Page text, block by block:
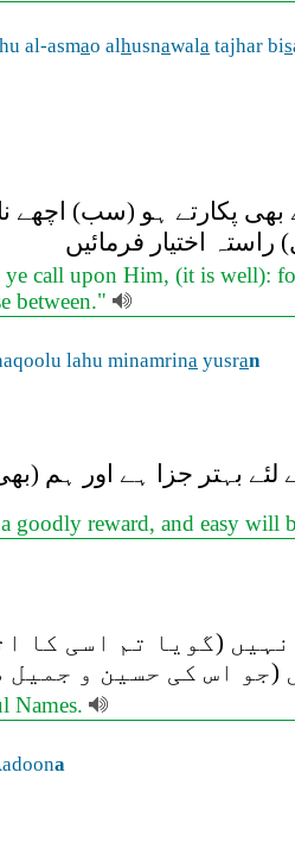
al-asmao alhusnawala tajhar bis
پکارتے ہو (سب) اچھے
اختیار فرمائیں
call upon Him, (it is well):
between."
lahu minamrina yusran
بہتر جزا ہے اور ہم
goodly reward, and easy will
(گویا تم اسی کا
اس کی حسین و
Names.
a